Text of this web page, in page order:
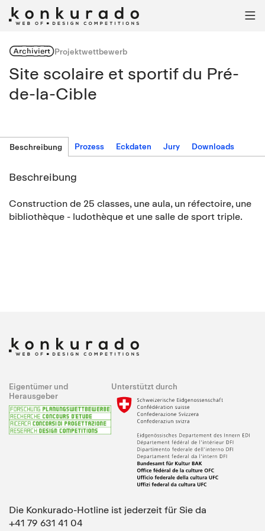

ArchiviertProjektwettbewerb
Site scolaire et sportif du Pré-
de-la-Cible
Beschreibung Prozess Eckdaten Jury Downloads
Beschreibung
Construction de 25 classes, une aula, un réfectoire, une
bibliothèque - ludothèque et une salle de sport triple.
Eigentümer und
Herausgeber
Unterstützt durch
Die Konkurado-Hotline ist jederzeit für Sie da
+41 79 631 41 04